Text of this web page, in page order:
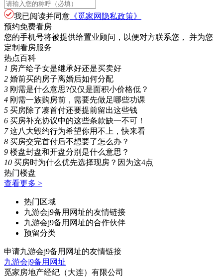
我已阅读并同意 《觅家网隐私政策》
预约免费看房
您的手机号将被提供给置业顾问，以便对方联系您， 并为您
定制看房服务
热点百科
1 房产给子女是继承好还是买卖好
2 婚前买的房子离婚后如何分配
3 刚需是什么意思?仅仅是面积小价格低？
4 刚需一族购房前，需要先做足哪些功课
5 买房除了凑首付还要提前留出这些钱
6 买房补充协议中的这些条款缺一不可！
7 这八大毁约行为希望你用不上，快来看
8 买房交完首付后不想要了怎么办？
9 楼盘封盘和开盘分别是什么意思？
10 买房时为什么优先选择现房？因为这4点
热门楼盘
查看更多 >
热门区域
九游会j9备用网址的友情链接
九游会j9备用网址的合作伙伴
预留分类
申请九游会j9备用网址的友情链接
九游会j9备用网址
觅家房地产经纪（大连）有限公司